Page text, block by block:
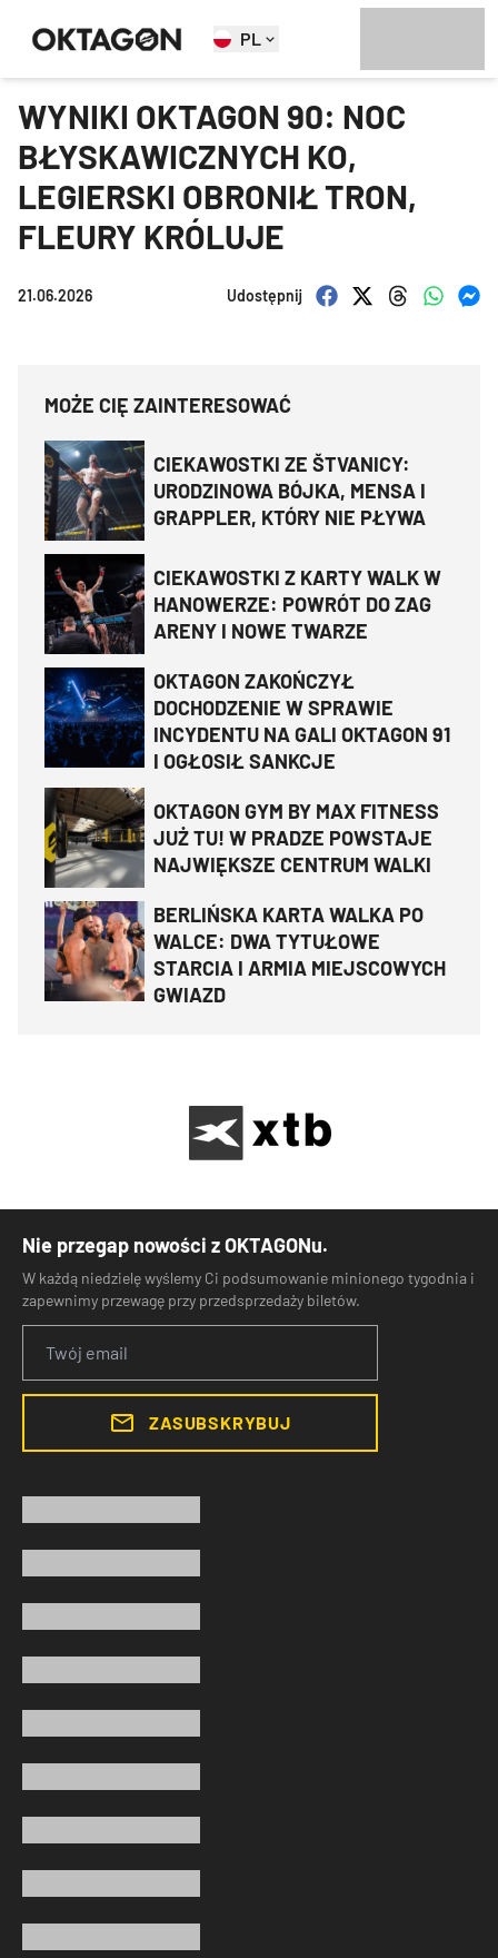
PL
WYNIKI OKTAGON 90: NOC
BŁYSKAWICZNYCH KO,
LEGIERSKI OBRONIŁ TRON,
FLEURY KRÓLUJE
21.06.2026 Udostępnij
MOŻE CIĘ ZAINTERESOWAĆ
CIEKAWOSTKI ZE ŠTVANICY:
URODZINOWA BÓJKA, MENSA I
GRAPPLER, KTÓRY NIE PŁYWA
CIEKAWOSTKI Z KARTY WALK W
HANOWERZE: POWRÓT DO ZAG
ARENY I NOWE TWARZE
OKTAGON ZAKOŃCZYŁ
DOCHODZENIE W SPRAWIE
INCYDENTU NA GALI OKTAGON 91
I OGŁOSIŁ SANKCJE
OKTAGON GYM BY MAX FITNESS
JUŻ TU! W PRADZE POWSTAJE
NAJWIĘKSZE CENTRUM WALKI
BERLIŃSKA KARTA WALKA PO
WALCE: DWA TYTUŁOWE
STARCIA I ARMIA MIEJSCOWYCH
GWIAZD
Nie przegap nowości z OKTAGONu.
W każdą niedzielę wyślemy Ci podsumowanie minionego tygodnia i
zapewnimy przewagę przy przedsprzedaży biletów.
ZASUBSKRYBUJ